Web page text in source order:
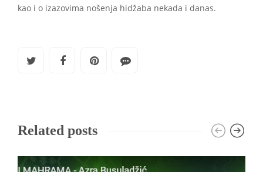
kao i o izazovima nošenja hidžaba nekada i danas.
Related posts